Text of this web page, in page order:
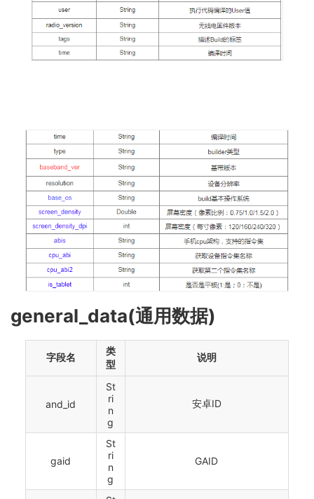
general_data(通用数据)
字段名
类
型
说明
and_id
St
ri
n
g
安卓ID
gaid
St
ri
n
g
GAID